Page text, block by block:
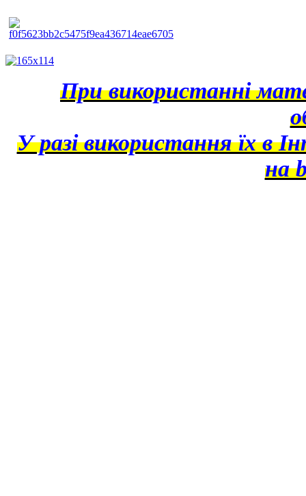
При використанні
У разі використання їх в
на